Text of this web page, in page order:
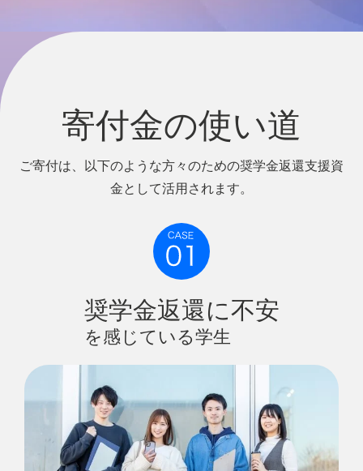
寄付金の使い道
ご寄付は、以下のような方々のための奨学金返還支援資
金として活用されます。
奨学金返還に不安
を感じている学生